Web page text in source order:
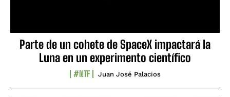
Parte de un cohete de SpaceX impactará la
Luna en un experimento científico
#NTF Juan José Palacios